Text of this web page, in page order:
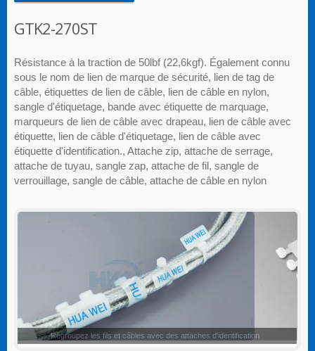
GTK2-270ST
Résistance à la traction de 50lbf (22,6kgf). Également connu
sous le nom de lien de marque de sécurité, lien de tag de
câble, étiquettes de lien de câble, lien de câble en nylon,
sangle d'étiquetage, bande avec étiquette de marquage,
marqueurs de lien de câble avec drapeau, lien de câble avec
étiquette, lien de câble d'étiquetage, lien de câble avec
étiquette d'identification., Attache zip, attache de serrage,
attache de tuyau, sangle zap, attache de fil, sangle de
verrouillage, sangle de câble, attache de câble en nylon
Attaches d'identification